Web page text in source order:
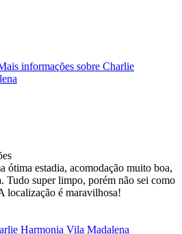
informações sobre Charlie
ótima estadia, acomodação muito boa,
Tudo super limpo, porém não sei como
localização é maravilhosa!
Harmonia Vila Madalena